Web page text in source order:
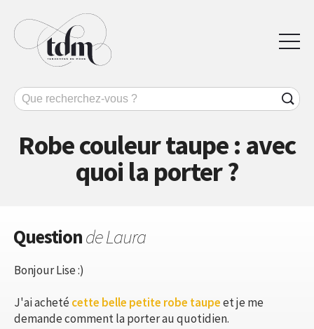
Robe couleur taupe : avec
quoi la porter ?
Questionde Laura
Bonjour Lise :)
J'ai achetécette belle petite robe taupeet je me
demande comment la porter au quotidien.